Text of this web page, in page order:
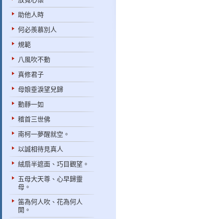
助他人時
何必羨慕別人
規範
八風吹不動
真修君子
母娘垂淚望兒歸
動靜一如
稽首三世佛
南柯一夢醒就空。
以誠相待見真人
絨扇半遮面、巧目觀望。
五母大天尊、心早歸靈
母。
笛為何人吹、花為何人
開。